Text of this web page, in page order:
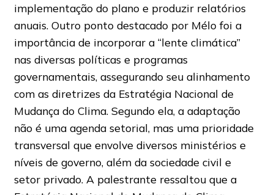
implementação do plano e produzir relatórios
anuais. Outro ponto destacado por Mélo foi a
importância de incorporar a “lente climática”
nas diversas políticas e programas
governamentais, assegurando seu alinhamento
com as diretrizes da Estratégia Nacional de
Mudança do Clima. Segundo ela, a adaptação
não é uma agenda setorial, mas uma prioridade
transversal que envolve diversos ministérios e
níveis de governo, além da sociedade civil e
setor privado. A palestrante ressaltou que a